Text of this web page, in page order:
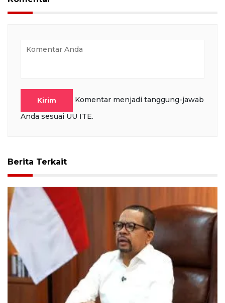
Kirim
Komentar menjadi tanggung-jawab
Anda sesuai UU ITE.
Berita Terkait